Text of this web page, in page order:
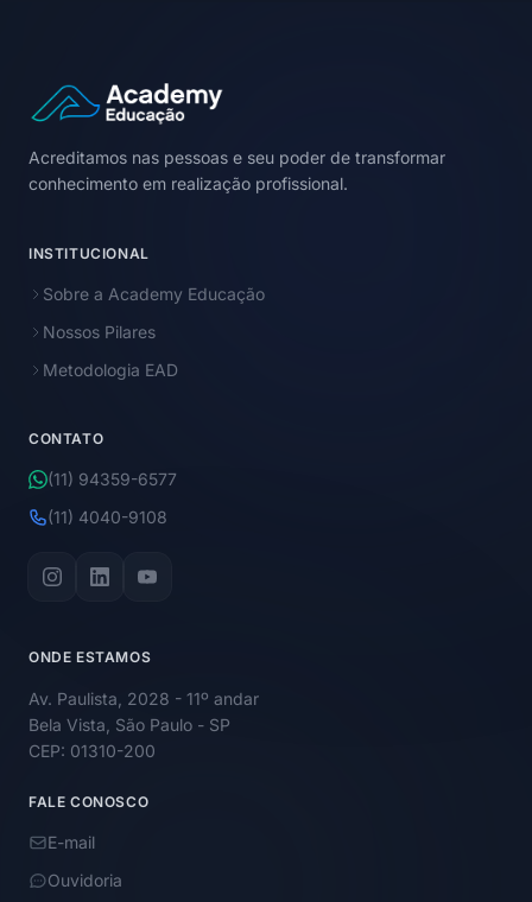
Acreditamos nas pessoas e seu poder de transformar
conhecimento em realização profissional.
INSTITUCIONAL
Sobre a Academy Educação
Nossos Pilares
Metodologia EAD
CONTATO
(11) 94359-6577
(11) 4040-9108
ONDE ESTAMOS
Av. Paulista, 2028 - 11º andar
Bela Vista, São Paulo - SP
CEP: 01310-200
FALE CONOSCO
E-mail
Ouvidoria